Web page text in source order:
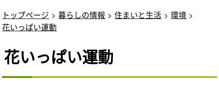
トップページ 暮らしの情報 住まいと生活
環境
花いっぱい運動
花いっぱい運動